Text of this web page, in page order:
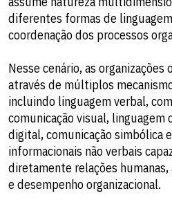
diferentes formas de
coordenação dos processos
Nesse cenário, as
através de múltiplos
incluindo linguagem verbal,
comunicação visual, linguagem
digital, comunicação simbólica
informacionais não verbais
diretamente relações
e desempenho organizacional.